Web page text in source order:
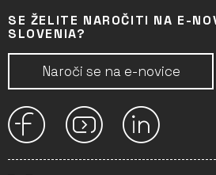
SE ŽELITE NAROČITI NA E-
SLOVENIA?
Naroči se na e-novice